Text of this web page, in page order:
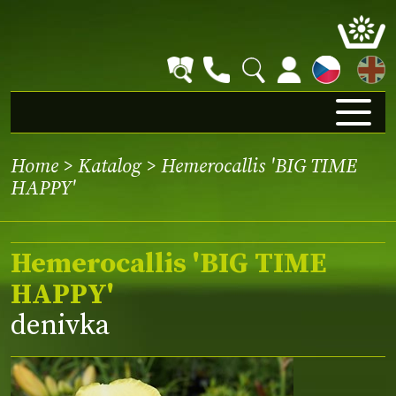
EN
Home > Katalog> Hemerocallis 'BIG TIME
HAPPY'
Hemerocallis 'BIG TIME
HAPPY'
denivka